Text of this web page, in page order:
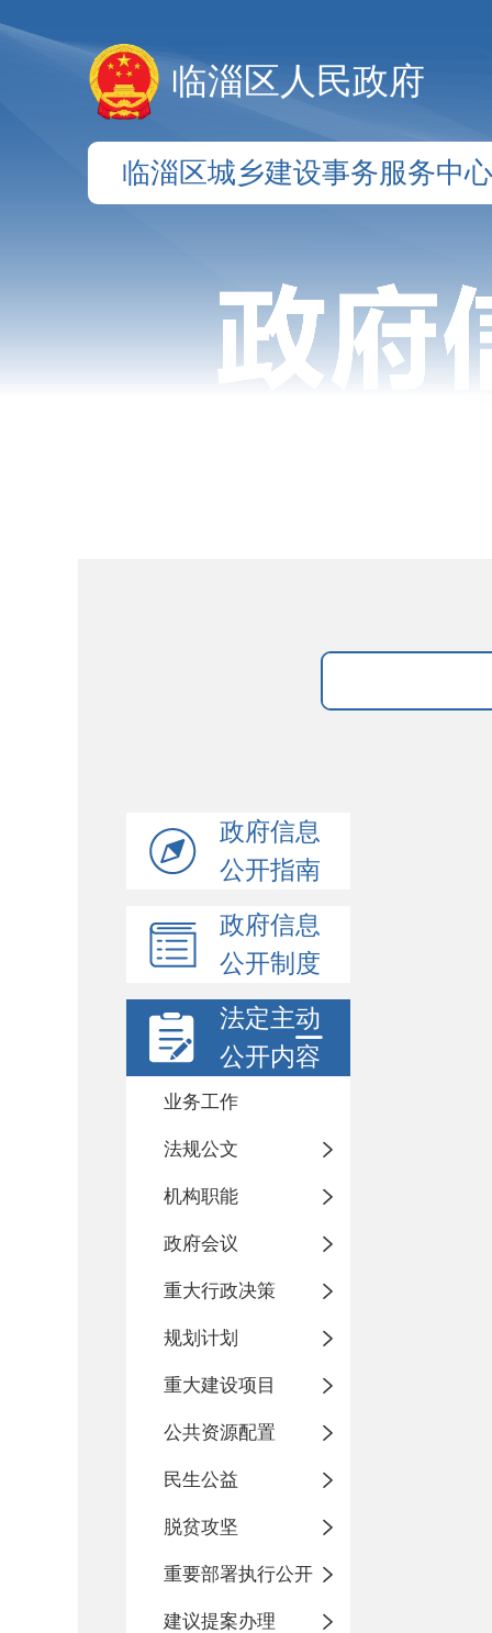
临淄区人民政府
临淄区城乡建设事务服务中心
政府信息
公开指南
政府信息
公开制度
法定主动
公开内容
业务工作
法规公文
机构职能
政府会议
重大行政决策
规划计划
重大建设项目
公共资源配置
民生公益
脱贫攻坚
重要部署执行公开
建议提案办理